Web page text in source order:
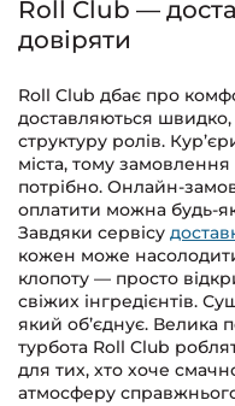
Roll Club —
довіряти
Roll Club дбає про
доставляються
структуру ролів.
міста, тому
потрібно. Онлайн-
оплатити можна будь-
Завдяки сервісу
кожен може
клопоту — просто
свіжих інгредієнтів.
який об’єднує. Велика
турбота Roll Club
для тих, хто хоче
атмосферу